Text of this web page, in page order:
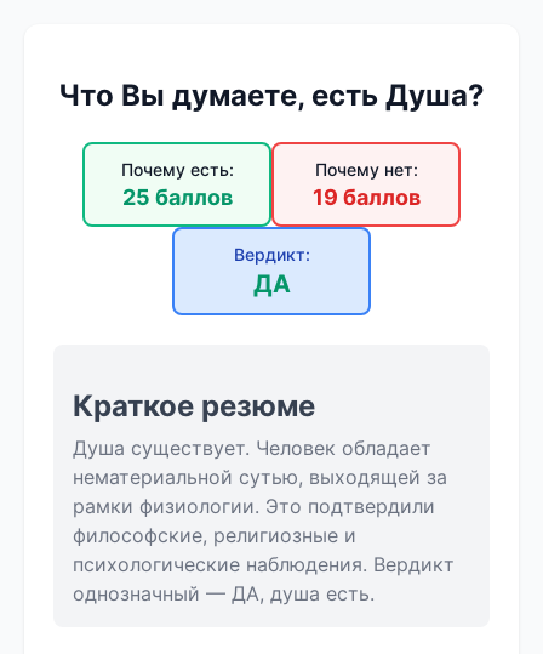
Что Вы думаете, есть Душа?
Почему есть:
25 баллов
Почему нет:
19 баллов
Вердикт:
ДА
Краткое резюме
Душа существует. Человек обладает
нематериальной сутью, выходящей за
рамки физиологии. Это подтвердили
философские, религиозные и
психологические наблюдения. Вердикт
однозначный — ДА, душа есть.